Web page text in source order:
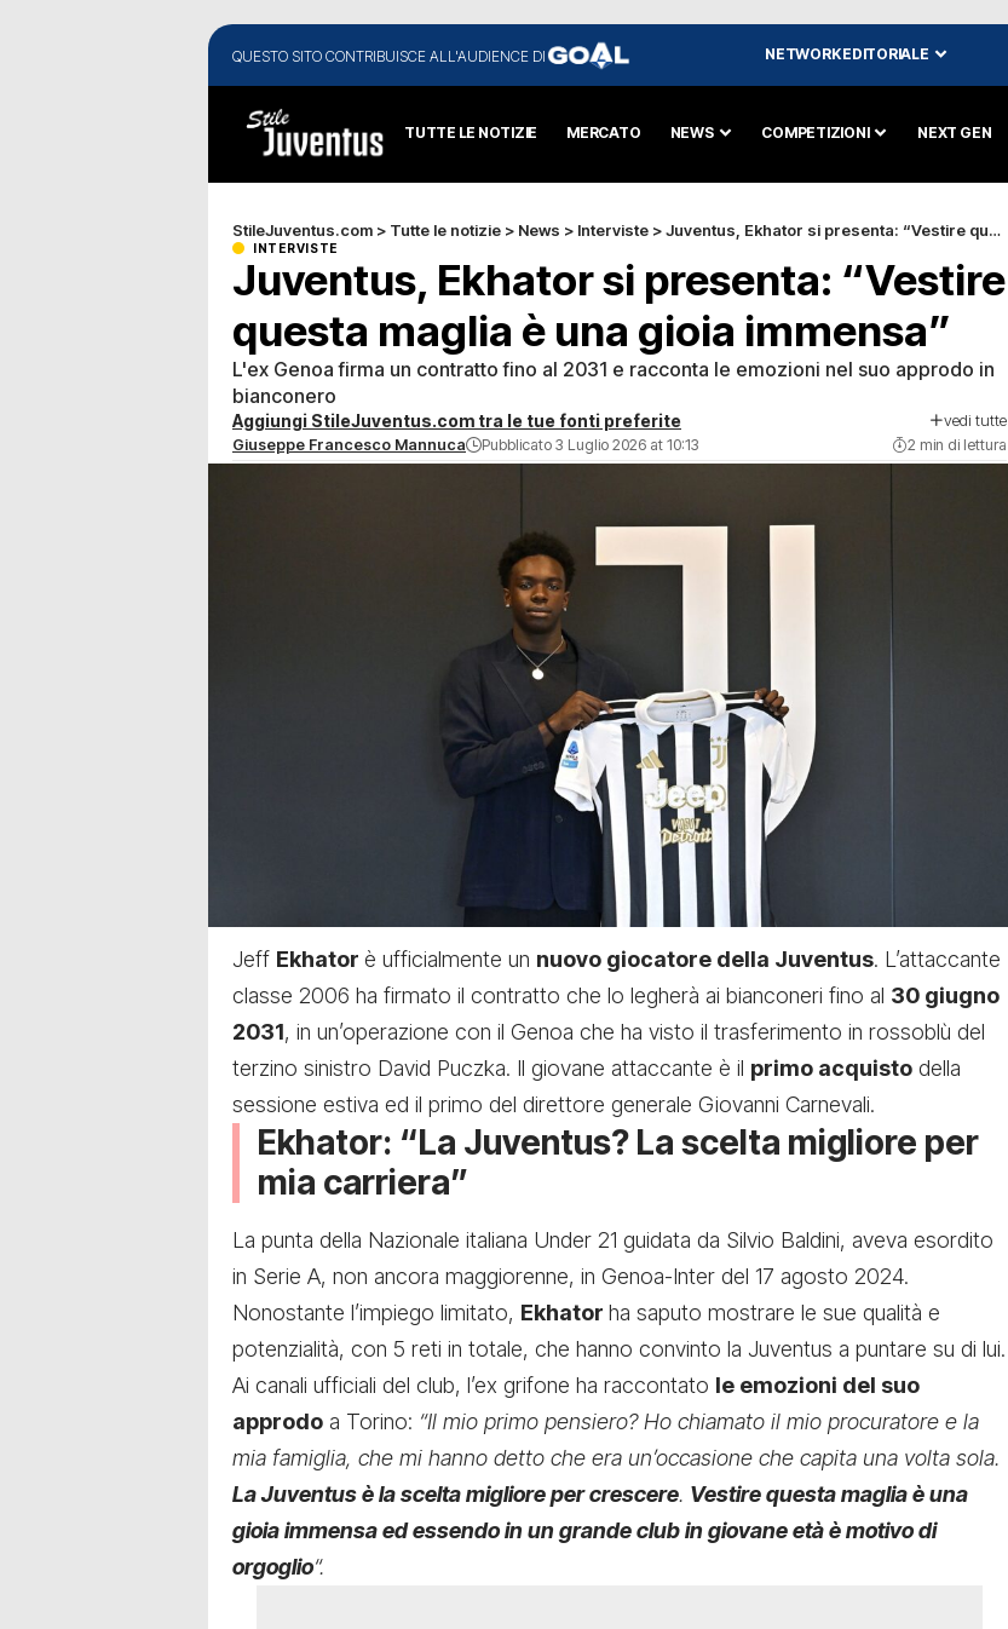
QUESTO SITO CONTRIBUISCE ALL'AUDIENCE DI NETWORK EDITORIALE
TUTTE LE NOTIZIE MERCATO NEWS COMPETIZIONI NEXT GEN
StileJuventus.com > Tutte le notizie > News > Interviste >Juventus, Ekhator si presenta: “Vestire questa maglia è una gioia immensa”
INTERVISTE
Juventus, Ekhator si presenta: “Vestire
questa maglia è una gioia immensa”
L'ex Genoa firma un contratto fino al 2031 e racconta le emozioni nel suo approdo in
bianconero
Aggiungi StileJuventus.com tra le tue fonti preferite vedi tutte
Giuseppe Francesco Mannuca Pubblicato 3 Luglio 2026 at 10:13 2 min di lettura
Jeff Ekhator è ufficialmente un nuovo giocatore della Juventus. L’attaccante
classe 2006 ha firmato il contratto che lo legherà ai bianconeri fino al 30 giugno
2031, in un’operazione con il Genoa che ha visto il trasferimento in rossoblù del
terzino sinistro David Puczka. Il giovane attaccante è il primo acquisto della
sessione estiva ed il primo del direttore generale Giovanni Carnevali.
Ekhator: “La Juventus? La scelta migliore per
mia carriera”
La punta della Nazionale italiana Under 21 guidata da Silvio Baldini, aveva esordito
in Serie A, non ancora maggiorenne, in Genoa-Inter del 17 agosto 2024.
Nonostante l’impiego limitato, Ekhator ha saputo mostrare le sue qualità e
potenzialità, con 5 reti in totale, che hanno convinto la Juventus a puntare su di lui.
Ai canali ufficiali del club, l’ex grifone ha raccontato le emozioni del suo
approdo a Torino: “Il mio primo pensiero? Ho chiamato il mio procuratore e la
mia famiglia, che mi hanno detto che era un’occasione che capita una volta sola.
La Juventus è la scelta migliore per crescere. Vestire questa maglia è una
gioia immensa ed essendo in un grande club in giovane età è motivo di
orgoglio“.